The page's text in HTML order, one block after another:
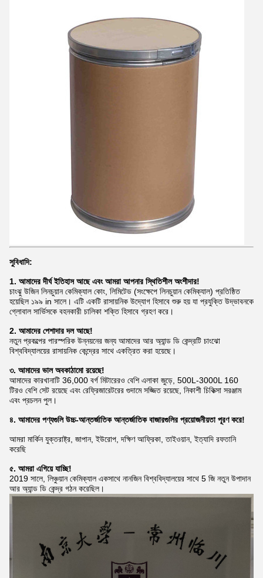
সুবিধাদি:
1. আমাদের দীর্ঘ ইতিহাস আছে এবং আমরা আপনার স্থিতিশীল অংশীদার!
চাংঝু উজিন লিনচুয়ান কেমিক্যাল কোং, লিমিটেড (সংক্ষেপে লিনচুয়ান কেমিক্যাল) প্রতিষ্ঠিত
হয়েছিল ১৯৯ in সালে। এটি একটি রাসায়নিক উদ্যোগ হিসাবে শুরু হয় যা প্রযুক্তি উদ্ভাবনকে
গ্লোবাল সার্ভিসকে বহনকারী চালিকা শক্তি হিসাবে গ্রহণ করে।
2. আমাদের পেশাদার দল আছে!
নতুন প্রকল্পের পারস্পরিক উন্নয়নের জন্য আমাদের আর অ্যান্ড ডি কেন্দ্রটি চাংঝো
বিশ্ববিদ্যালয়ের রাসায়নিক কেন্দ্রের সাথে একত্রিত করা হয়েছে।
৩. আমাদের ভাল অবকাঠামো রয়েছে!
আমাদের কারখানাটি 36,000 বর্গ মিটারেরও বেশি এলাকা জুড়ে, 500L-3000L 160
টিরও বেশি সেট রয়েছে এবং রেফ্রিজারেটরের গুদামে সজ্জিত রয়েছে, নিকাশী চিকিত্সা সরঞ্জাম
এবং প্রচলন পুল।
৪. আমাদের পণ্যগুলি উচ্চ-আন্তর্জাতিক আন্তর্জাতিক বাজারগুলির প্রয়োজনীয়তা পূরণ করে!
আমরা মার্কিন যুক্তরাষ্ট্র, জাপান, ইউরোপ, দক্ষিণ আফ্রিকা, তাইওয়ান, ইত্যাদি রফতানি
করেছি
৫. আমরা এগিয়ে যাচ্ছি!
2019 সালে, লিঞ্চুয়ান কেমিক্যাল একসাথে নানজিন বিশ্ববিদ্যালয়ের সাথে 5 জি নতুন উপাদান
আর অ্যান্ড ডি কেন্দ্র গঠন করেছিল।